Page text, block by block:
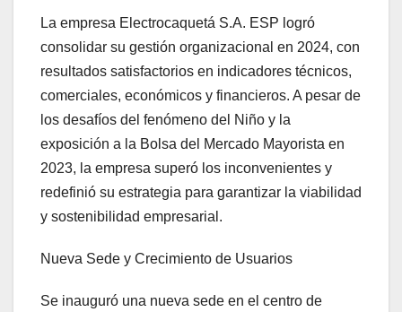
La empresa Electrocaquetá S.A. ESP logró
consolidar su gestión organizacional en 2024, con
resultados satisfactorios en indicadores técnicos,
comerciales, económicos y financieros. A pesar de
los desafíos del fenómeno del Niño y la
exposición a la Bolsa del Mercado Mayorista en
2023, la empresa superó los inconvenientes y
redefinió su estrategia para garantizar la viabilidad
y sostenibilidad empresarial.
Nueva Sede y Crecimiento de Usuarios
Se inauguró una nueva sede en el centro de